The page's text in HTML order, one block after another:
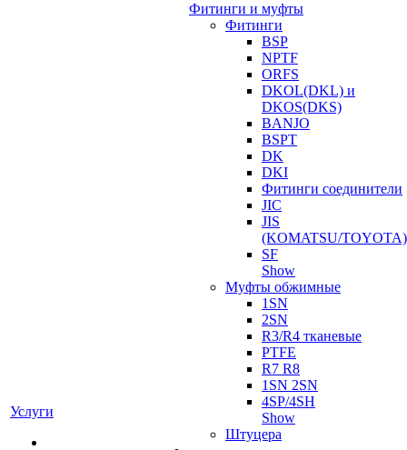
Услуги
Фитинги и муфты
Фитинги
BSP
NPTF
ORFS
DKOL(DKL) и
DKOS(DKS)
BANJO
BSPT
DK
DKI
Фитинги соединители
JIC
JIS
(KOMATSU/TOYOTA)
SF
Show
Муфты обжимные
1SN
2SN
R3/R4 тканевые
PTFE
R7 R8
1SN 2SN
4SP/4SH
Show
Штуцера